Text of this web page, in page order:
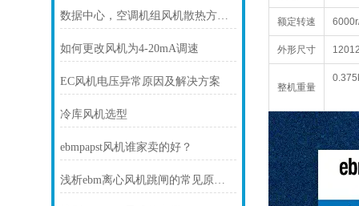
数据中心，空调机组风机散热方案！
如何更改风机为4-20mA调速
EC风机电压异常原因及解决方案
冷库风机选型
ebmpapst风机谁家卖的好？
浅析ebm离心风机跳闸的常见原因及处理方法
额定转速
外形尺寸 120
整机重量